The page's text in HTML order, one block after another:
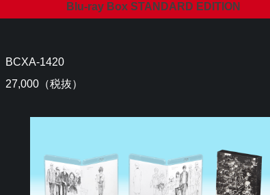
Blu-ray Box STANDARD EDITION
BCXA-1420
27,000（税抜）